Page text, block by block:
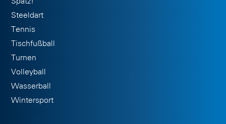
Steeldart
Tennis
Tischfußball
Turnen
Volleyball
Wasserball
Wintersport